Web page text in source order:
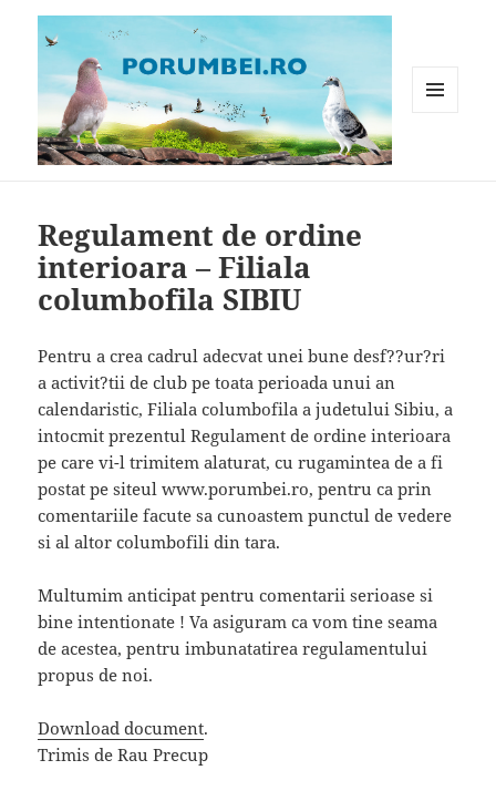
Regulament de ordine
interioara – Filiala
columbofila SIBIU
Pentru a crea cadrul adecvat unei bune desf??ur?ri
a activit?tii de club pe toata perioada unui an
calendaristic, Filiala columbofila a judetului Sibiu, a
intocmit prezentul Regulament de ordine interioara
pe care vi-l trimitem alaturat, cu rugamintea de a fi
postat pe siteul www.porumbei.ro, pentru ca prin
comentariile facute sa cunoastem punctul de vedere
si al altor columbofili din tara.
Multumim anticipat pentru comentarii serioase si
bine intentionate ! Va asiguram ca vom tine seama
de acestea, pentru imbunatatirea regulamentului
propus de noi.
Download document.
Trimis de Rau Precup